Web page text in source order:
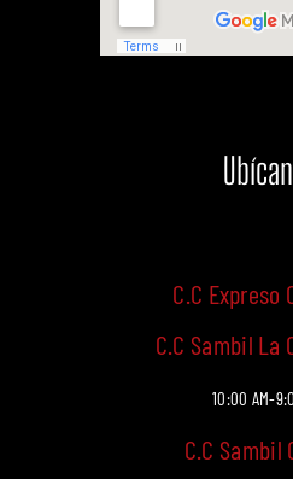
C.C Expreso
C.C Sambil La
10:00 AM-
C.C Sambil